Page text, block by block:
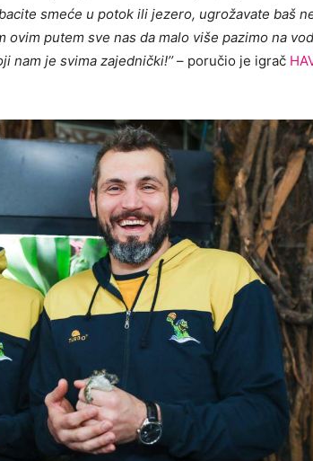
smeće u potok ili jezero, ugrožavate baš
ovim putem sve nas da malo više pazimo na
nam je svima zajednički!’’– poručio je igrač